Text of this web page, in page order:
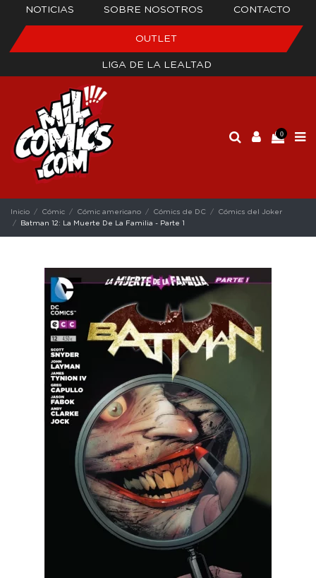
NOTICIAS SOBRE NOSOTROS CONTACTO
OUTLET
LIGA DE LA LEALTAD
0
Inicio Cómic Cómic americano Cómics de DC
Cómics del Joker
Batman 12: La Muerte De La Familia - Parte 1